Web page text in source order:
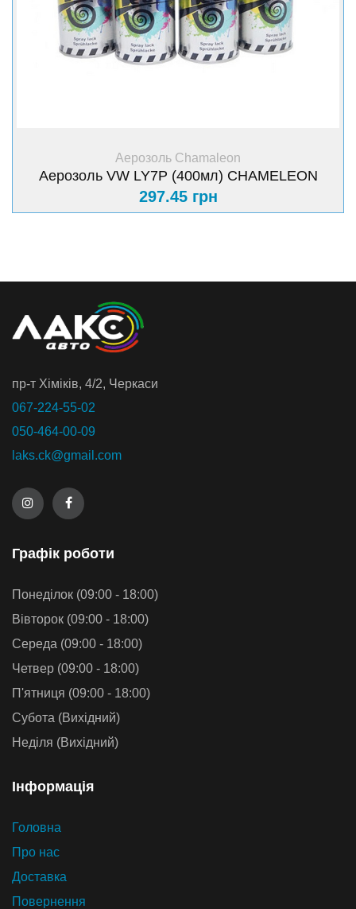
+ Купити
Аерозоль Chamaleon
Аерозоль VW LY7P (400мл) CHAMELEON
297.45 грн
пр-т Хiмiкiв, 4/2, Черкаси
067-224-55-02
050-464-00-09
laks.ck@gmail.com
Графiк роботи
Понеділок (09:00 - 18:00)
Вівторок (09:00 - 18:00)
Середа (09:00 - 18:00)
Четвер (09:00 - 18:00)
П'ятниця (09:00 - 18:00)
Субота (Вихідний)
Неділя (Вихідний)
Iнформацiя
Головна
Про нас
Доставка
Повернення